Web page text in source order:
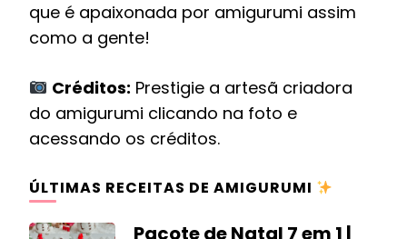
que é apaixonada por amigurumi assim
como a gente!
Créditos: Prestigie a artesã criadora
do amigurumi clicando na foto e
acessando os créditos.
ÚLTIMAS RECEITAS DE AMIGURUMI
Pacote de Natal 7 em 1 |